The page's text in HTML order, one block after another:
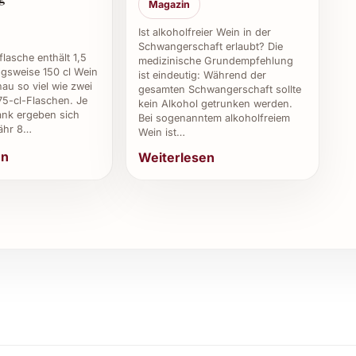
Vinyater 2024?
herausragende Qualität und Authentizität
Fachhändler, ausgesuchte Weingüter und Online-
enthält 1,5
150 cl Wein
so viel wie zwei
cl-Flaschen. Je
ergeben sich
8…
Magazin
Ist alkoholfreier Wein in der
Schwangerschaft erlaubt? Die
medizinische Grundempfehlung
ist eindeutig: Während der
gesamten Schwangerschaft sollte
kein Alkohol getrunken werden.
Bei sogenanntem alkoholfreiem
Wein ist…
Weiterlesen